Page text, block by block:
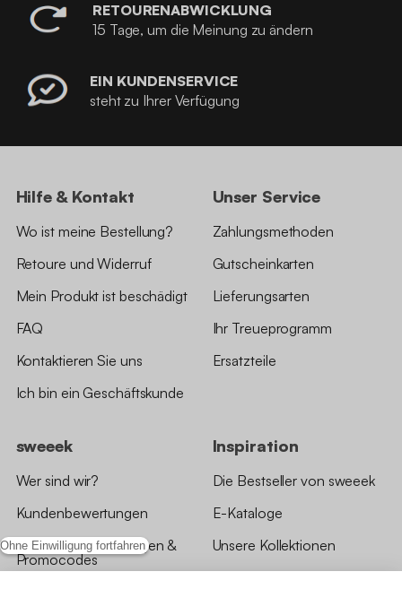
Ohne Einwilligung fortfahren
RETOURENABWICKLUNG
15 Tage, um die Meinung zu ändern
EIN KUNDENSERVICE
steht zu Ihrer Verfügung
Hilfe & Kontakt
Wo ist meine Bestellung?
Retoure und Widerruf
Mein Produkt ist beschädigt
FAQ
Kontaktieren Sie uns
Ich bin ein Geschäftskunde
Unser Service
Zahlungsmethoden
Gutscheinkarten
Lieferungsarten
Ihr Treueprogramm
Ersatzteile
sweeek
Wer sind wir?
Kundenbewertungen
*Angebotsbedingungen &
Promocodes
Inspiration
Die Bestseller von sweeek
E-Kataloge
Unsere Kollektionen